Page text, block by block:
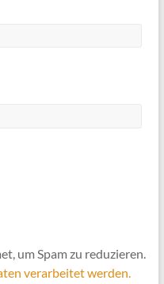
um Spam zu reduzieren.
verarbeitet werden.